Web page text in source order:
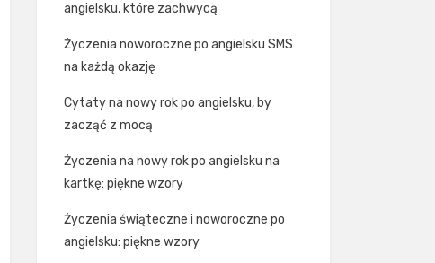
angielsku, które zachwycą
Życzenia noworoczne po angielsku SMS
na każdą okazję
Cytaty na nowy rok po angielsku, by
zacząć z mocą
Życzenia na nowy rok po angielsku na
kartkę: piękne wzory
Życzenia świąteczne i noworoczne po
angielsku: piękne wzory